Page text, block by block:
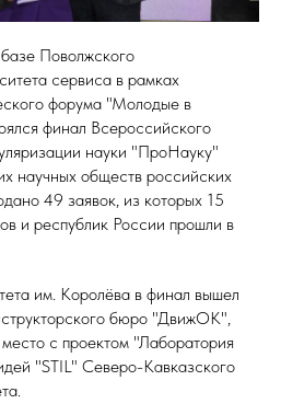
Поволжского
сервиса в рамках
форума "Молодые в
финал Всероссийского
науки "ПроНауку"
научных обществ российских
49 заявок, из которых 15
и республик России прошли в
им. Королёва в финал вышел
бюро "ДвижОК",
с проектом "Лаборатория
"STIL" Северо-Кавказского